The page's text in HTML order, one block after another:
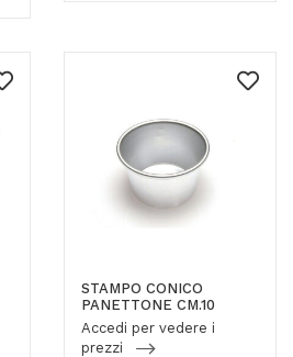
STAMPO CONICO
PANETTONE CM.10
Accedi per vedere i
prezzi